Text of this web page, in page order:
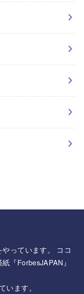
っています。 ココ
『ForbesJAPAN』
います。